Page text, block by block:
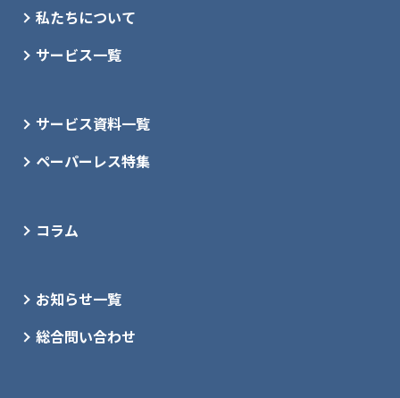
私たちについて
サービス一覧
サービス資料一覧
ペーパーレス特集
コラム
お知らせ一覧
総合問い合わせ